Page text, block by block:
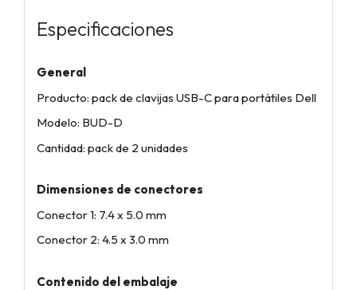
Especificaciones
General
Producto: pack de clavijas USB-C para portátiles Dell
Modelo: BUD-D
Cantidad: pack de 2 unidades
Dimensiones de conectores
Conector 1: 7.4 x 5.0 mm
Conector 2: 4.5 x 3.0 mm
Contenido del embalaje